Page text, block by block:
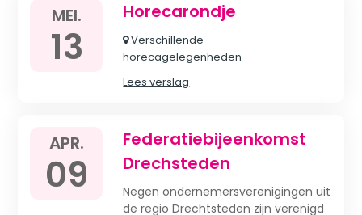
MEI.
13
Horecarondje
Verschillende
horecagelegenheden
Lees verslag
APR.
09
Federatiebijeenkomst
Drechsteden
Negen ondernemersverenigingen uit
de regio Drechtsteden zijn verenigd